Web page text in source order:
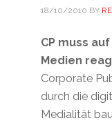
18/10/2010 BY
CP muss
Medien
Corporate
durch die
Medialität